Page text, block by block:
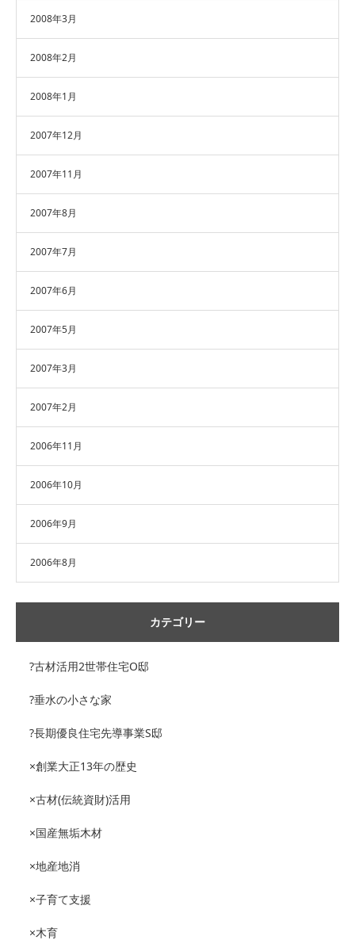
2008年3月
2008年2月
2008年1月
2007年12月
2007年11月
2007年8月
2007年7月
2007年6月
2007年5月
2007年3月
2007年2月
2006年11月
2006年10月
2006年9月
2006年8月
カテゴリー
?古材活用2世帯住宅O邸
?垂水の小さな家
?長期優良住宅先導事業S邸
×創業大正13年の歴史
×古材(伝統資財)活用
×国産無垢木材
×地産地消
×子育て支援
×木育